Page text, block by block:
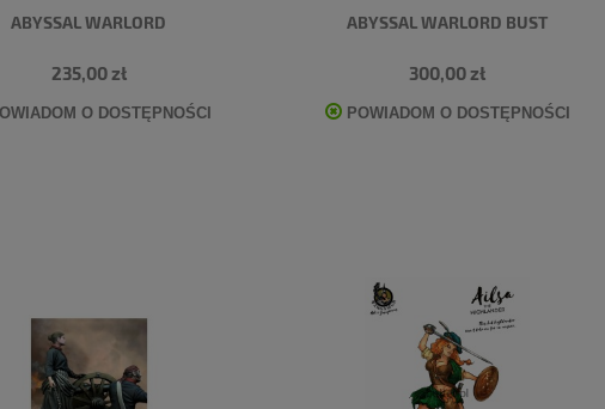
ABYSSAL WARLORD
235,00 zł
O DOSTĘPNOŚCI
ABYSSAL WARLORD BUST
300,00 zł
POWIADOM O DOSTĘPNOŚCI